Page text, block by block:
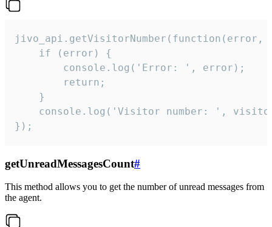
jivo_api.getVisitorNumber(function(error,
    if (error) {
        console.log('Error: ', error);
        return;
    }
console.log('Visitor number: ',
});
getUnreadMessagesCount#
This method allows you to get the number of unread messages from
the agent.